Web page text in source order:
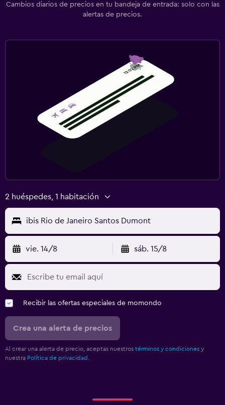
Cambios diarios de precios en tu bandeja de entrada: solo con las
alertas de precios.
2 huéspedes, 1 habitación
ibis Rio de Janeiro Santos Dumont
vie. 14/8 sáb. 15/8
Recibir las ofertas especiales de momondo
Crea una alerta de precios
Al crear una alerta de precio, aceptas nuestros términos y condiciones y
nuestra Política de privacidad.